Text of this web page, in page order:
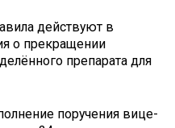
действуют в
о прекращении
препарата для
поручения вице-